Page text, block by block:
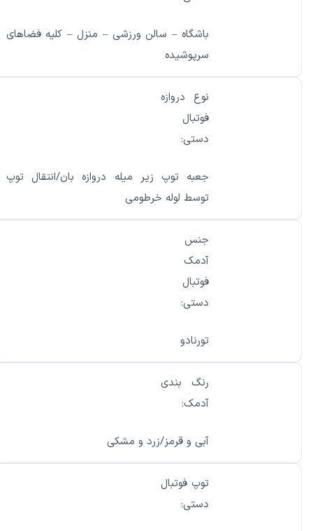
باشگاه – سالن ورزشی – منزل – کلیه فضاهای
سرپوشیده
نوع دروازه
فوتبال
دستی:
جعبه توپ زیر میله دروازه بان/انتقال توپ
توسط لوله خرطومی
جنس
آدمک
فوتبال
دستی:
تورنادو
رنگ بندی
آدمک:
آبی و قرمز/زرد و مشکی
توپ فوتبال
دستی: